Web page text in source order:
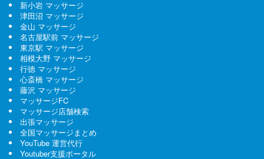
新小岩 マッサージ
津田沼 マッサージ
金山 マッサージ
名古屋駅前 マッサージ
東京駅 マッサージ
相模大野 マッサージ
行徳 マッサージ
心斎橋 マッサージ
藤沢 マッサージ
マッサージFC
マッサージ店舗検索
出張マッサージ
全国マッサージまとめ
YouTube 運営代行
Youtuber支援ポータル